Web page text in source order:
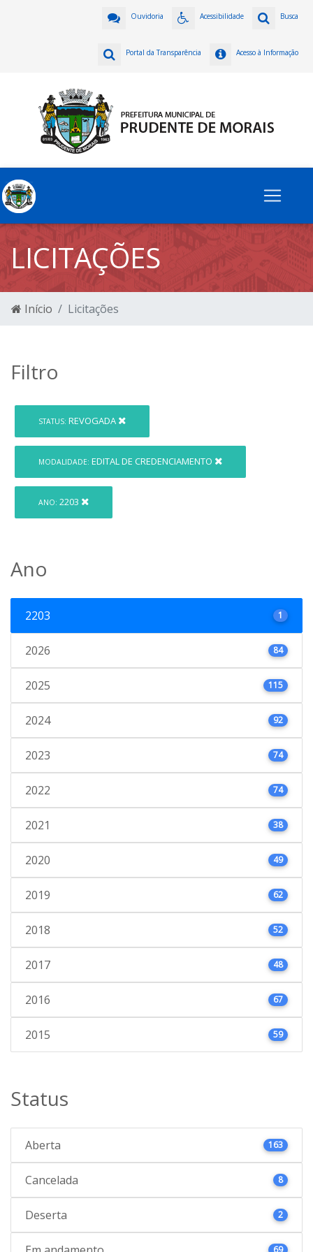
Busca
Acessibilidade
Ouvidoria
Acesso à Informação
Portal da Transparência
LICITAÇÕES
Início Licitações
Filtro
STATUS: REVOGADA
MODALIDADE: EDITAL DE CREDENCIAMENTO
ANO: 2203
Ano
2203 1
2026 84
2025 115
2024 92
2023 74
2022 74
2021 38
2020 49
2019 62
2018 52
2017 48
2016 67
2015 59
Status
Aberta 163
Cancelada 8
Deserta 2
69